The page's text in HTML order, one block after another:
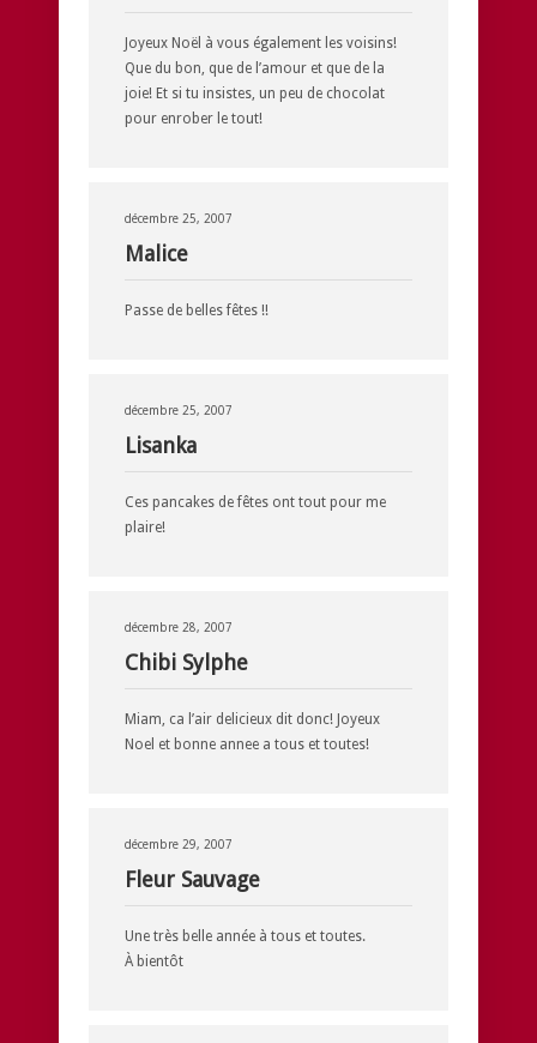
Joyeux Noël à vous également les voisins!
Que du bon, que de l’amour et que de la
joie! Et si tu insistes, un peu de chocolat
pour enrober le tout!
décembre 25, 2007
Malice
Passe de belles fêtes !!
décembre 25, 2007
Lisanka
Ces pancakes de fêtes ont tout pour me
plaire!
décembre 28, 2007
Chibi Sylphe
Miam, ca l’air delicieux dit donc! Joyeux
Noel et bonne annee a tous et toutes!
décembre 29, 2007
Fleur Sauvage
Une très belle année à tous et toutes.
À bientôt